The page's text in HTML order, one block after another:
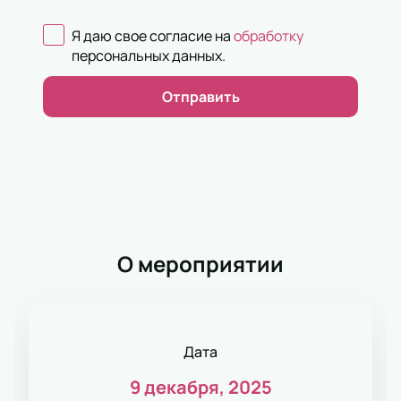
Я даю свое согласие наобработку
персональных данных.
Отправить
О мероприятии
Дата
9 декабря, 2025